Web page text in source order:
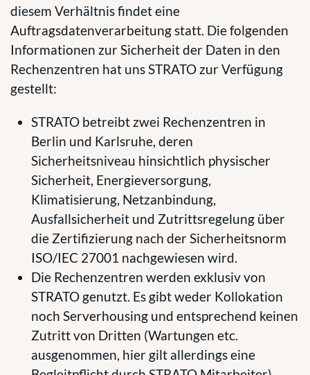
diesem Verhältnis findet eine
Auftragsdatenverarbeitung statt. Die folgenden
Informationen zur Sicherheit der Daten in den
Rechenzentren hat uns STRATO zur Verfügung
gestellt:
STRATO betreibt zwei Rechenzentren in
Berlin und Karlsruhe, deren
Sicherheitsniveau hinsichtlich physischer
Sicherheit, Energieversorgung,
Klimatisierung, Netzanbindung,
Ausfallsicherheit und Zutrittsregelung über
die Zertifizierung nach der Sicherheitsnorm
ISO/IEC 27001 nachgewiesen wird.
Die Rechenzentren werden exklusiv von
STRATO genutzt. Es gibt weder Kollokation
noch Serverhousing und entsprechend keinen
Zutritt von Dritten (Wartungen etc.
ausgenommen, hier gilt allerdings eine